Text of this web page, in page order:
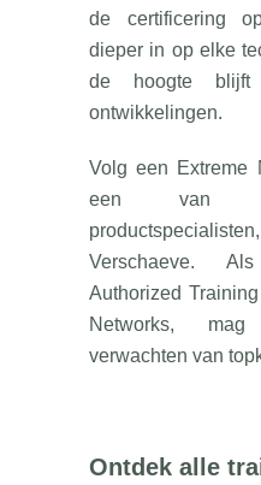
de certificering
dieper in op elke
de hoogte
ontwikkelingen.
Volg een Extreme
een van
Verschaeve.
Authorized
Networks,
verwachten van
Ontdek alle